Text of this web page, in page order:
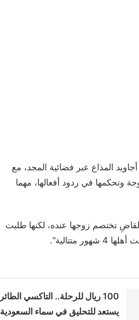
المذاع عبر فضائية المجد، مع
وتحكمها في ردود أفعالها، مهما
قصته قائلًا :"في عام 1439 جاءت امرأة لقاضِ تختصم زوجها عنده، لكنها طلبت
100 ريال للرحلة.. التاكسي الطائر
يستعد للتحليق في سماء السعودية